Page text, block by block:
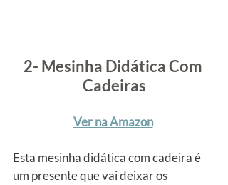
2- Mesinha Didática Com
Cadeiras
Ver na Amazon
Esta mesinha didática com cadeira é
um presente que vai deixar os